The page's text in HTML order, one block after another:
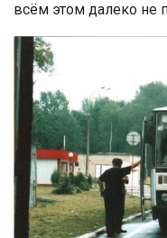
всём этом далеко не